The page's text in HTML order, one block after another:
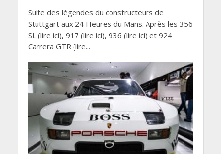
Suite des légendes du constructeurs de
Stuttgart aux 24 Heures du Mans. Après les 356
SL (lire ici), 917 (lire ici), 936 (lire ici) et 924
Carrera GTR (lire...